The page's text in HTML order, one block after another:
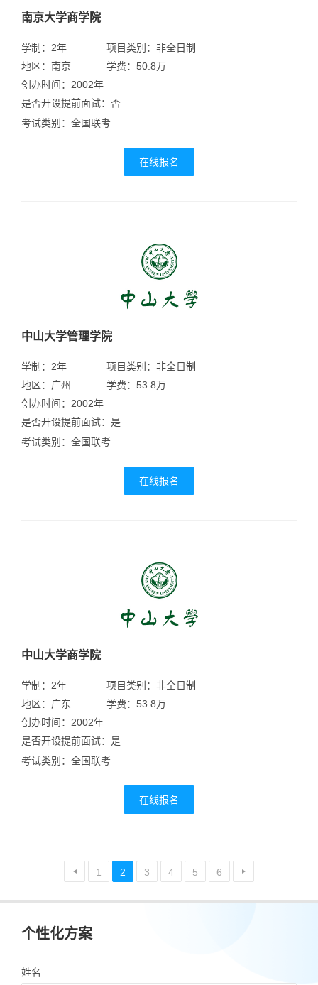
南京大学商学院
学制：2年
地区：南京
项目类别：非全日制
学费：50.8万
创办时间：2002年
是否开设提前面试：否
考试类别：全国联考
在线报名
中山大学管理学院
学制：2年
地区：广州
项目类别：非全日制
学费：53.8万
创办时间：2002年
是否开设提前面试：是
考试类别：全国联考
在线报名
中山大学商学院
学制：2年
地区：广东
项目类别：非全日制
学费：53.8万
创办时间：2002年
是否开设提前面试：是
考试类别：全国联考
在线报名
1 2 3 4 5 6
个性化方案
姓名